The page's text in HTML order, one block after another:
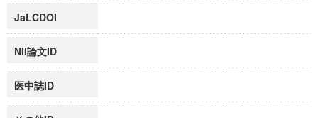
JaLCDOI
NII論文ID
医中誌ID